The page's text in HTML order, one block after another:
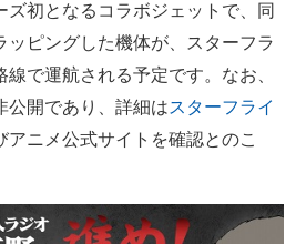
ズ初となるコラボジェットで、同
ッピングした機体が、スターフラ
で運航される予定です。なお、
公開であり、詳細はスターフライ
アニメ公式サイトを確認とのこ